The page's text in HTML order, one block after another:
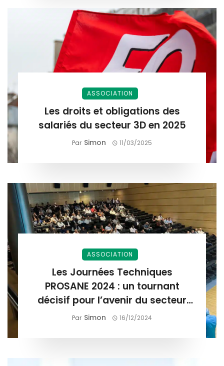
ASSOCIATION
Les droits et obligations des
salariés du secteur 3D en 2025
Par Simon 11/03/2025
ASSOCIATION
Les Journées Techniques
PROSANE 2024 : un tournant
décisif pour l’avenir du secteur
3D
Par Simon 16/12/2024